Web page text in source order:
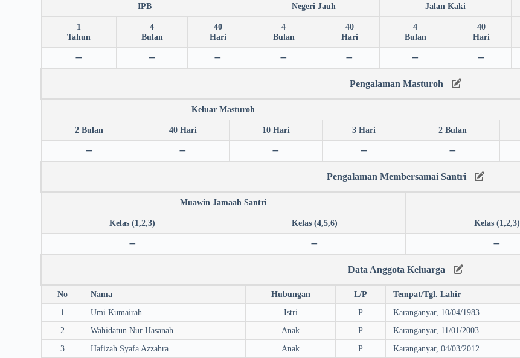
IPB Negeri Jauh Jalan Kaki
1
Tahun
4
Bulan
40
Hari
4
Bulan
40
Hari
4
Bulan
40
Hari
➖ ➖ ➖ ➖ ➖ ➖ ➖
Pengalaman Masturoh
Keluar Masturoh
2 Bulan 40 Hari 10 Hari 3 Hari 2 Bulan
➖ ➖ ➖ ➖ ➖
Pengalaman Membersamai Santri
Muawin Jamaah Santri
Kelas (1,2,3) Kelas (4,5,6) Kelas (1,2,3)
➖ ➖ ➖
Data Anggota Keluarga
No Nama Hubungan L/P Tempat/Tgl. Lahir
1
Umi Kumairah Istri P Karanganyar, 10/04/1983
2
Wahidatun Nur Hasanah Anak P Karanganyar, 11/01/2003
3
Hafizah Syafa Azzahra Anak P Karanganyar, 04/03/2012